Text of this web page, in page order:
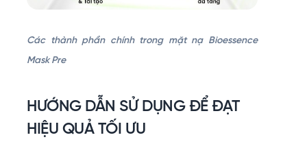
Các thành phần chính trong mặt nạ Bioessence
Mask Pre
HƯỚNG DẪN SỬ DỤNG ĐỂ ĐẠT
HIỆU QUẢ TỐI ƯU